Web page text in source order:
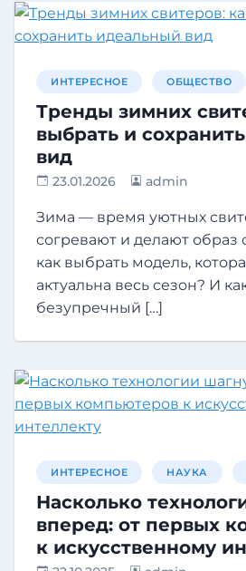
ИНТЕРЕСНОЕ ОБЩЕСТВО
Тренды зимних
выбрать и
вид
23.01.2026 admin
Зима — время уютных
согревают и делают образ
как выбрать модель,
актуальна весь сезон? И
безупречный […]
ИНТЕРЕСНОЕ НАУКА
Насколько
вперед: от первых
к искусственному